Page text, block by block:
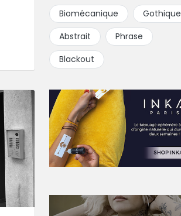
Biomécanique
Gothique
Abstrait
Phrase
Blackout